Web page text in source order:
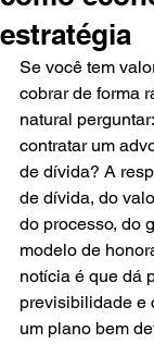
estratégia
Se você tem
cobrar de forma
natural
contratar um
de dívida? A
de dívida, do
do processo, do
modelo de
notícia é que dá
previsibilidade e
um plano bem